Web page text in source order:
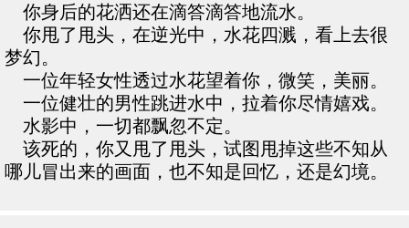
你身后的花洒还在滴答滴答地流水。
你甩了甩头，在逆光中，水花四溅，看上去很
梦幻。
一位年轻女性透过水花望着你，微笑，美丽。
一位健壮的男性跳进水中，拉着你尽情嬉戏。
水影中，一切都飘忽不定。
该死的，你又甩了甩头，试图甩掉这些不知从
哪儿冒出来的画面，也不知是回忆，还是幻境。